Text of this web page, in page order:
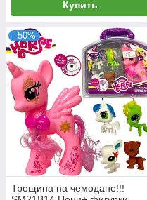
Купить
–50%
Трещина на чемодане!!!